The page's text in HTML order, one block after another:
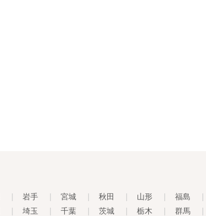
岩手 宮城 秋田 山形 福島
埼玉 千葉 茨城 栃木 群馬